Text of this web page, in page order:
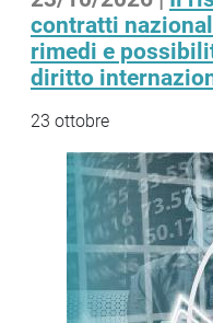
contratti
rimedi e
diritto
23 ottobre